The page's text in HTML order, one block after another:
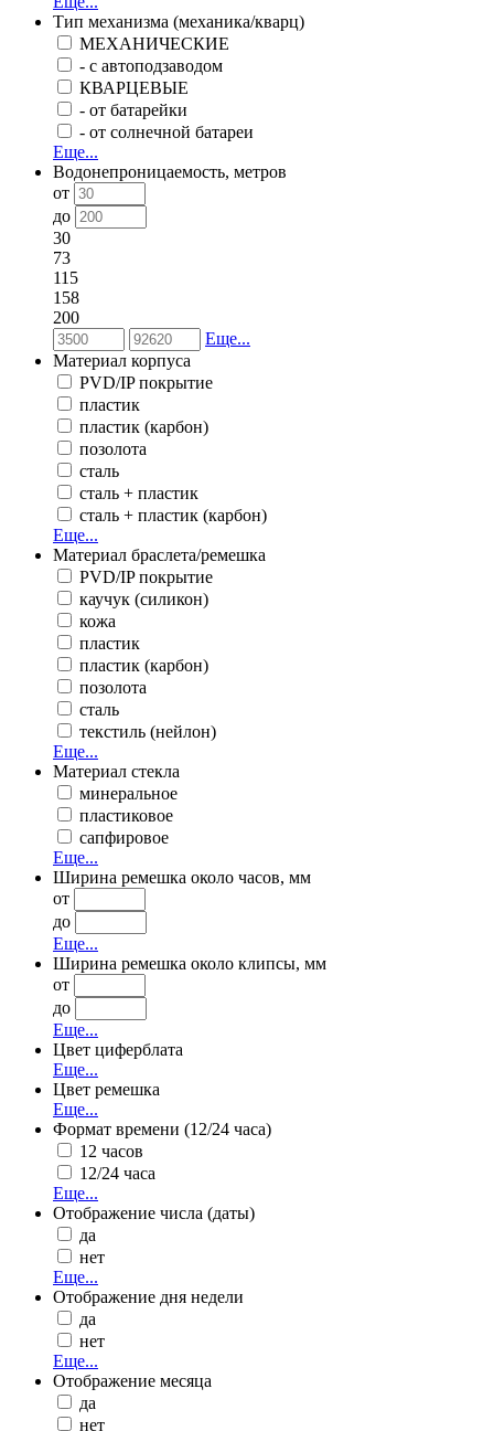
Тип механизма (механика/кварц)
МЕХАНИЧЕСКИЕ
- с автоподзаводом
КВАРЦЕВЫЕ
- от батарейки
- от солнечной батареи
Еще...
Водонепроницаемость, метров
от
до
30
73
115
158
200
Еще...
Материал корпуса
PVD/IP покрытие
пластик
пластик (карбон)
позолота
сталь
сталь + пластик
сталь + пластик (карбон)
Еще...
Материал браслета/ремешка
PVD/IP покрытие
каучук (силикон)
кожа
пластик
пластик (карбон)
позолота
сталь
текстиль (нейлон)
Еще...
Материал стекла
минеральное
пластиковое
сапфировое
Еще...
Ширина ремешка около часов, мм
от
до
Еще...
Ширина ремешка около клипсы, мм
от
до
Еще...
Цвет циферблата
Еще...
Цвет ремешка
Еще...
Формат времени (12/24 часа)
12 часов
12/24 часа
Еще...
Отображение числа (даты)
да
нет
Еще...
Отображение дня недели
да
нет
Еще...
Отображение месяца
да
нет